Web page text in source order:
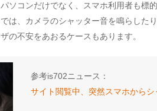
ソコンだけでなく、スマホ利用者も標
は、カメラのシャッター音を鳴らした
の不安をあおるケースもあります。
参考is702ニュース：
サイト閲覧中、突然スマホからシ